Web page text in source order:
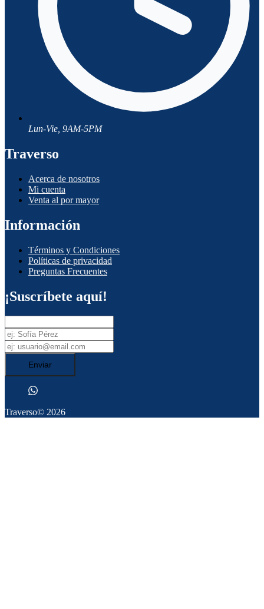
Lun-Vie, 9AM-5PM
Traverso
Acerca de nosotros
Mi cuenta
Venta al por mayor
Información
Términos y Condiciones
Políticas de privacidad
Preguntas Frecuentes
¡Suscríbete aquí!
Enviar
Traverso© 2026